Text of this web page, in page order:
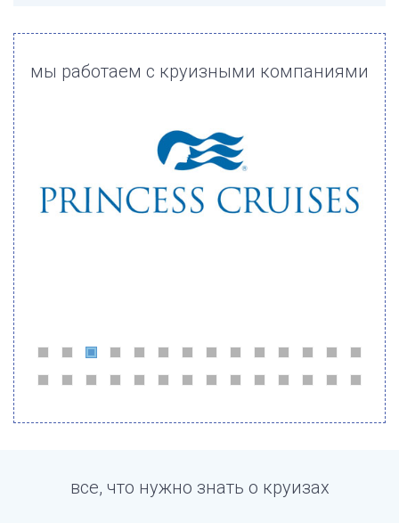
мы работаем с круизными компаниями
все, что нужно знать о круизах